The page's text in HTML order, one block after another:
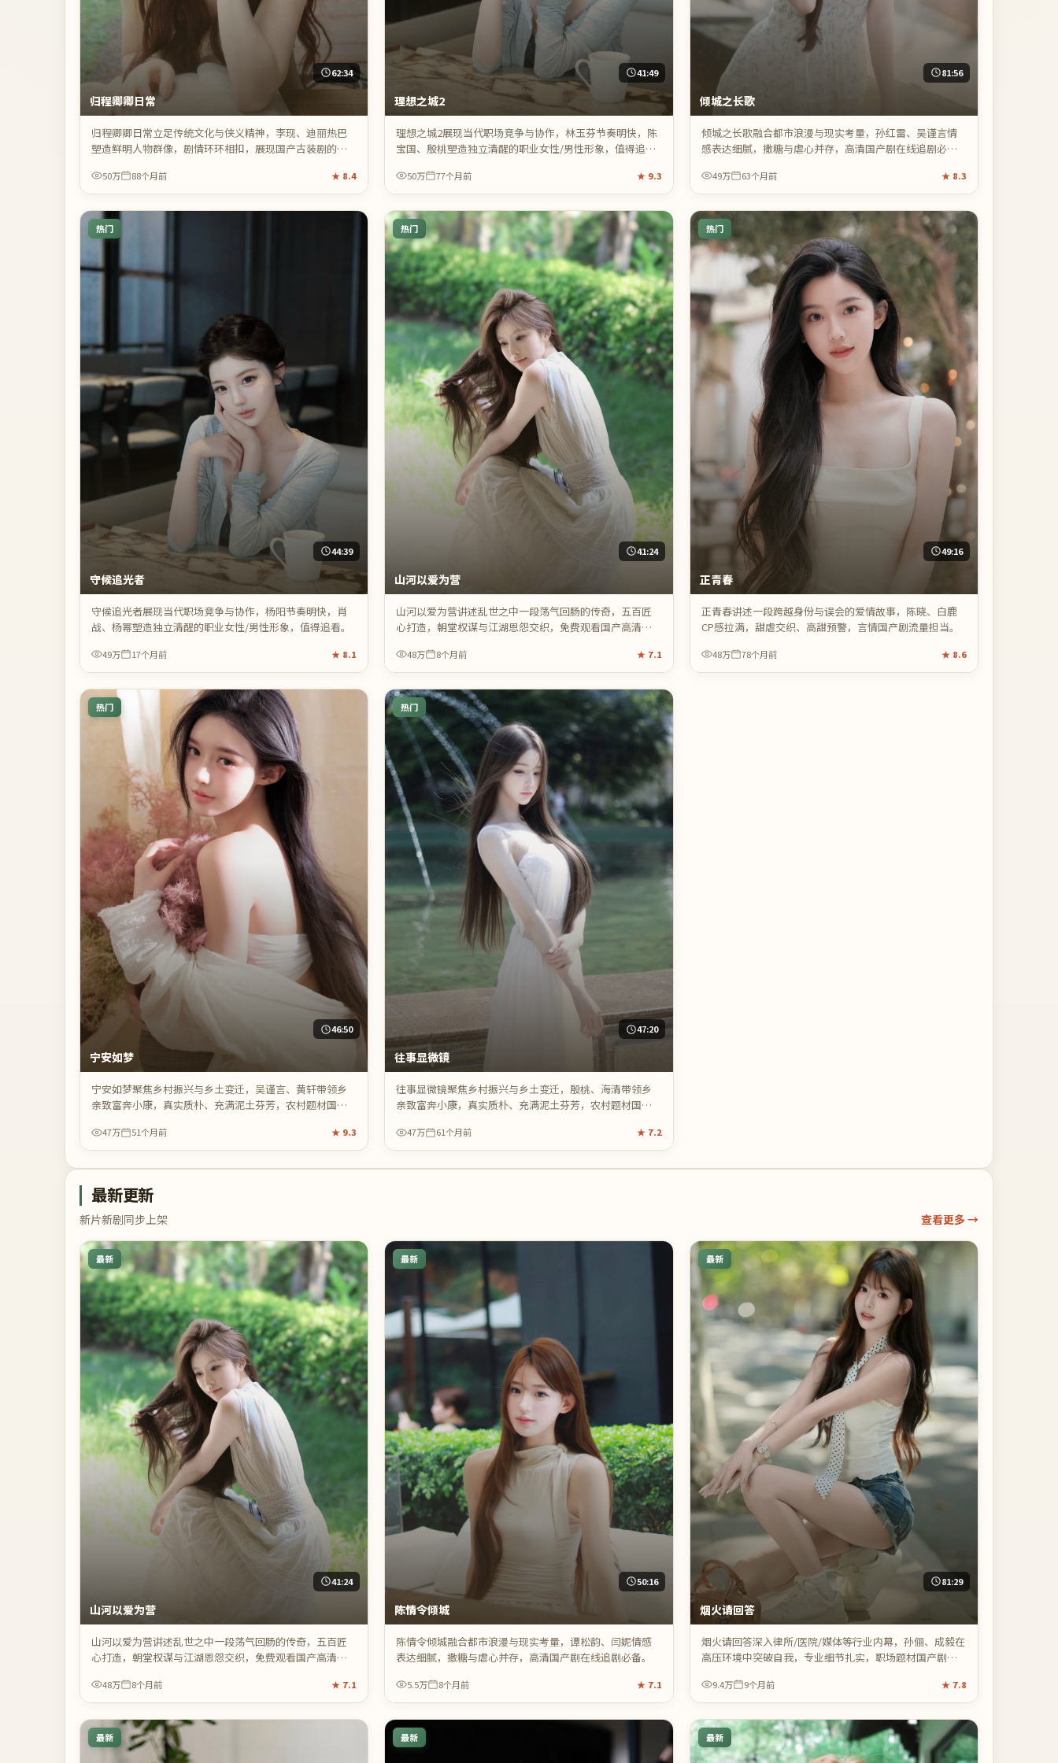
62:34
归程卿卿日常
归程卿卿日常立足传统文化与侠义精神，李现、迪丽热巴
塑造鲜明人物群像，剧情环环相扣，展现国产古装剧的审
50万 88个月前 ★ 8.4
41:49
理想之城2
理想之城2展现当代职场竞争与协作，林玉芬节奏明快，陈
宝国、殷桃塑造独立清醒的职业女性/男性形象，值得追
50万 77个月前 ★ 9.3
81:56
倾城之长歌
倾城之长歌融合都市浪漫与现实考量，孙红雷、吴谨言情
感表达细腻，撒糖与虐心并存，高清国产剧在线追剧必
49万 63个月前 ★ 8.3
热门
44:39
守候追光者
守候追光者展现当代职场竞争与协作，杨阳节奏明快，肖
战、杨幂塑造独立清醒的职业女性/男性形象，值得追看。
49万 17个月前 ★ 8.1
热门
41:24
山河以爱为营
山河以爱为营讲述乱世之中一段荡气回肠的传奇，五百匠
心打造，朝堂权谋与江湖恩怨交织，免费观看国产高清电
48万 8个月前 ★ 7.1
热门
49:16
正青春
正青春讲述一段跨越身份与误会的爱情故事，陈晓、白鹿
CP感拉满，甜虐交织、高甜预警，言情国产剧流量担当。
48万 78个月前 ★ 8.6
热门
46:50
宁安如梦
宁安如梦聚焦乡村振兴与乡土变迁，吴谨言、黄轩带领乡
亲致富奔小康，真实质朴、充满泥土芬芳，农村题材国产
47万 51个月前 ★ 9.3
热门
47:20
往事显微镜
往事显微镜聚焦乡村振兴与乡土变迁，殷桃、海清带领乡
亲致富奔小康，真实质朴、充满泥土芬芳，农村题材国产
47万 61个月前 ★ 7.2
最新更新
新片新剧同步上架 查看更多 →
最新
41:24
山河以爱为营
山河以爱为营讲述乱世之中一段荡气回肠的传奇，五百匠
心打造，朝堂权谋与江湖恩怨交织，免费观看国产高清电
48万 8个月前 ★ 7.1
最新
50:16
陈情令倾城
陈情令倾城融合都市浪漫与现实考量，谭松韵、闫妮情感
表达细腻，撒糖与虐心并存，高清国产剧在线追剧必备。
5.5万 8个月前 ★ 7.1
最新
81:29
烟火请回答
烟火请回答深入律所/医院/媒体等行业内幕，孙俪、成毅在
高压环境中突破自我，专业细节扎实，职场题材国产剧佳
9.4万 9个月前 ★ 7.8
最新 最新 最新